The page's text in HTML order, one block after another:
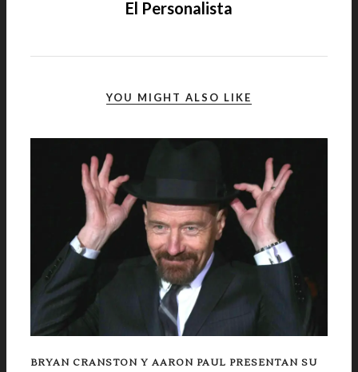
El Personalista
YOU MIGHT ALSO LIKE
BRYAN CRANSTON Y AARON PAUL PRESENTAN SU